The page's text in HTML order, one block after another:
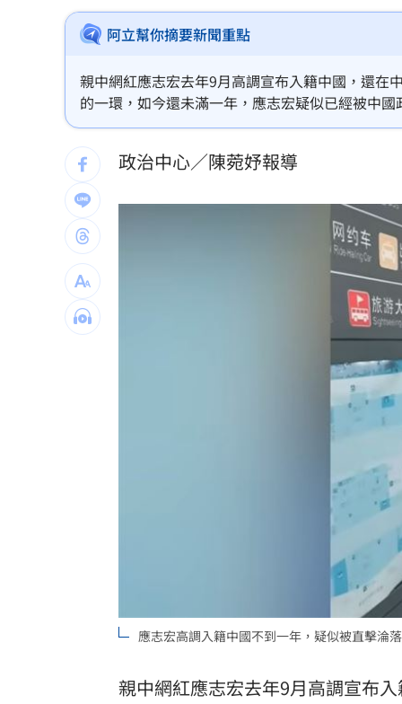
燈桿「孵蛋」路口影像直播紅鳩輪流護
合體沈伯洋 「過來人」陳時中送3叮嚀
兆基債務風暴！前董座李建成遭當庭逮
小刀婚姻告終 昔砸百萬辦婚禮找連戰
手上只剩24元！獨居嬤不動存款原因惹
布雷克6局0失分 陳傑憲猛打率統一退
18:00
商場戰國來臨 台中「頂奢大道」逐漸
台彩父親節推新刮刮樂千萬頭獎超「爸
「拍片人的多重宇宙」職涯論壇9/12登
8國球員齊聚高雄 Formosa 7s掀足球
理想混蛋號召粉絲跨海追星吃美食！
阿立幫你摘要新聞重點
親中網紅應志宏去年9月高調宣布入籍中國，還在
的一環，如今還未滿一年，應志宏疑似已經被中
政治中心／陳菀妤報導
應志宏高調入籍中國不到一年，疑似被直擊淪
親中網紅應志宏去年9月高調宣布